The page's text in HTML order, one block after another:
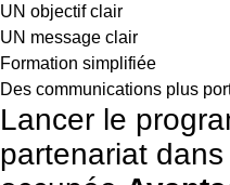
UN objectif clair
UN message clair
Formation simplifiée
Des communications plus
Lancer le
partenariat